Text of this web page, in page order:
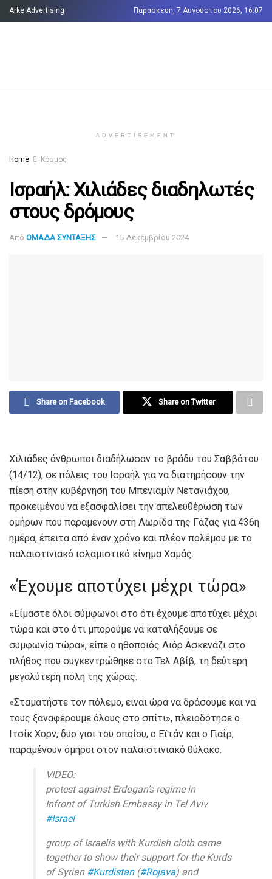
Arkè Advertising Παρασκευή, 7 Αυγούστου 2026, 16:07
ADVERTISEMENT
Home Κόσμος
Ισραήλ: Χιλιάδες διαδηλωτές
στους δρόμους
Από ΟΜΑΔΑ ΣΥΝΤΑΞΗΣ 15 Δεκεμβρίου 2024
Share on Facebook Share on Twitter
Χιλιάδες άνθρωποι διαδήλωσαν το βράδυ του Σαββάτου
(14/12), σε πόλεις του Ισραήλ για να διατηρήσουν την
πίεση στην κυβέρνηση του Μπενιαμίν Νετανιάχου,
προκειμένου να εξασφαλίσει την απελευθέρωση των
ομήρων που παραμένουν στη Λωρίδα της Γάζας για 436η
ημέρα, έπειτα από έναν χρόνο και πλέον πολέμου με το
παλαιστινιακό ισλαμιστικό κίνημα Χαμάς.
«Έχουμε αποτύχει μέχρι τώρα»
«Είμαστε όλοι σύμφωνοι στο ότι έχουμε αποτύχει μέχρι
τώρα και στο ότι μπορούμε να καταλήξουμε σε
συμφωνία τώρα», είπε ο ηθοποιός Λιόρ Ασκενάζι στο
πλήθος που συγκεντρώθηκε στο Τελ Αβίβ, τη δεύτερη
μεγαλύτερη πόλη της χώρας.
«Σταματήστε τον πόλεμο, είναι ώρα να δράσουμε και να
τους ξαναφέρουμε όλους στο σπίτι», πλειοδότησε ο
Ιτσίκ Χορν, δυο γιοι του οποίου, ο Εϊτάν και ο Γιαΐρ,
παραμένουν όμηροι στον παλαιστινιακό θύλακο.
VIDEO:
protest against Erdogan’s regime in
Infront of Turkish Embassy in Tel Aviv
#Israel
group of Israelis with Kurdish cloth came
together to show their support for the Kurds
of Syrian #Kurdistan(#Rojava) and